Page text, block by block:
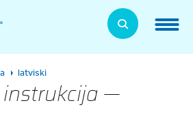
latviski
—